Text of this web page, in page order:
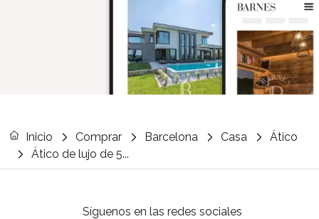
Inicio Comprar Barcelona Casa
Ático
Ático de lujo de 5...
Síguenos en las redes sociales